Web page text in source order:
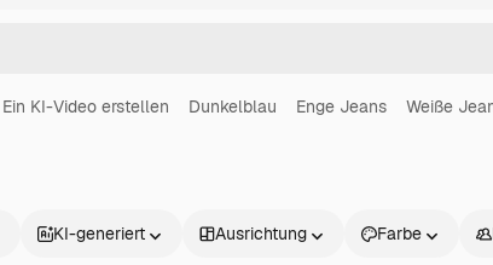
Ein KI-Video erstellen Dunkelblau Enge Jeans Weiße
KI-generiert Ausrichtung Farbe